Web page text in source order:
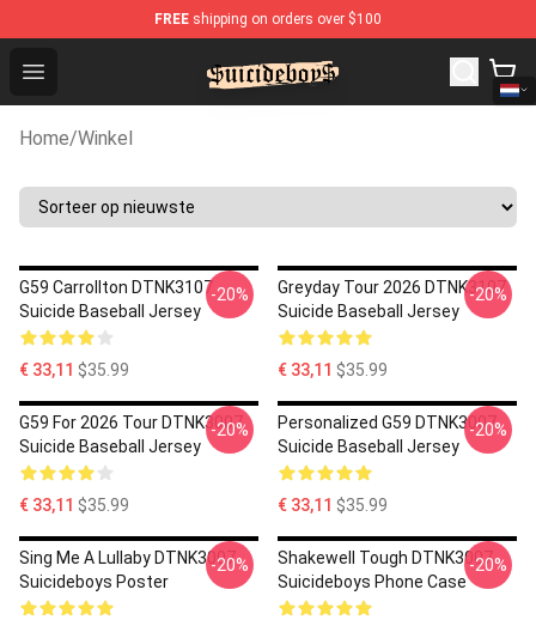
FREE shipping on orders over $100
Open menu
$uicideboy$ Shop - Official $uicideboy$ Merchandise
Home/Winkel
G59 Carrollton DTNK3107
Suicide Baseball Jersey
€ 33,11 $35.99
-20%
Greyday Tour 2026 DTNK3107
Suicide Baseball Jersey
€ 33,11 $35.99
-20%
G59 For 2026 Tour DTNK3007
Suicide Baseball Jersey
€ 33,11 $35.99
-20%
Personalized G59 DTNK3007
Suicide Baseball Jersey
€ 33,11 $35.99
-20%
Sing Me A Lullaby DTNK3007
Suicideboys Poster
-20%
Shakewell Tough DTNK3007
Suicideboys Phone Case
-20%